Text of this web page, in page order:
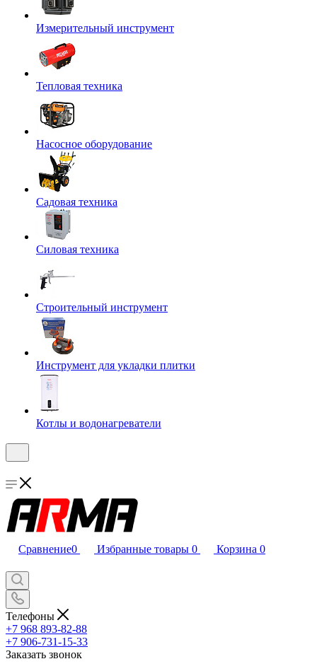
Измерительный инструмент
Тепловая техника
Насосное оборудование
Садовая техника
Силовая техника
Строительный инструмент
Инструмент для укладки плитки
Котлы и водонагреватели
Сравнение0 Избранные товары 0 Корзина 0
Телефоны
+7 968 893-82-88
+7 906-731-15-33
Заказать звонок